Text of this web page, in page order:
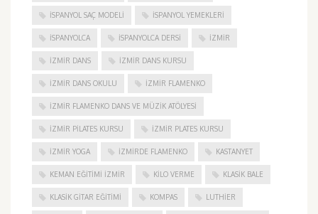
İSPANYOL SAÇ MODELI İSPANYOL YEMEKLERI
İSPANYOLCA İSPANYOLCA DERSI IZMIR
IZMIR DANS IZMIR DANS KURSU
IZMIR DANS OKULU IZMIR FLAMENKO
İZMIR FLAMENKO DANS VE MÜZIK ATÖLYESI
İZMIR PILATES KURSU İZMIR PLATES KURSU
İZMIR YOGA IZMIRDE FLAMENKO KASTANYET
KEMAN EĞITIMI İZMIR KILO VERME KLASIK BALE
KLASIK GITAR EĞITIMI KOMPAS LUTHIER